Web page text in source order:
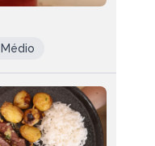
Médio